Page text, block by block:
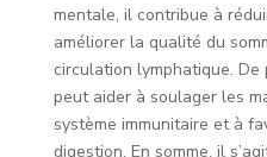
mentale, il contribue à
améliorer la qualité du
circulation lymphatique.
peut aider à soulager les
système immunitaire et à
digestion. En somme, il